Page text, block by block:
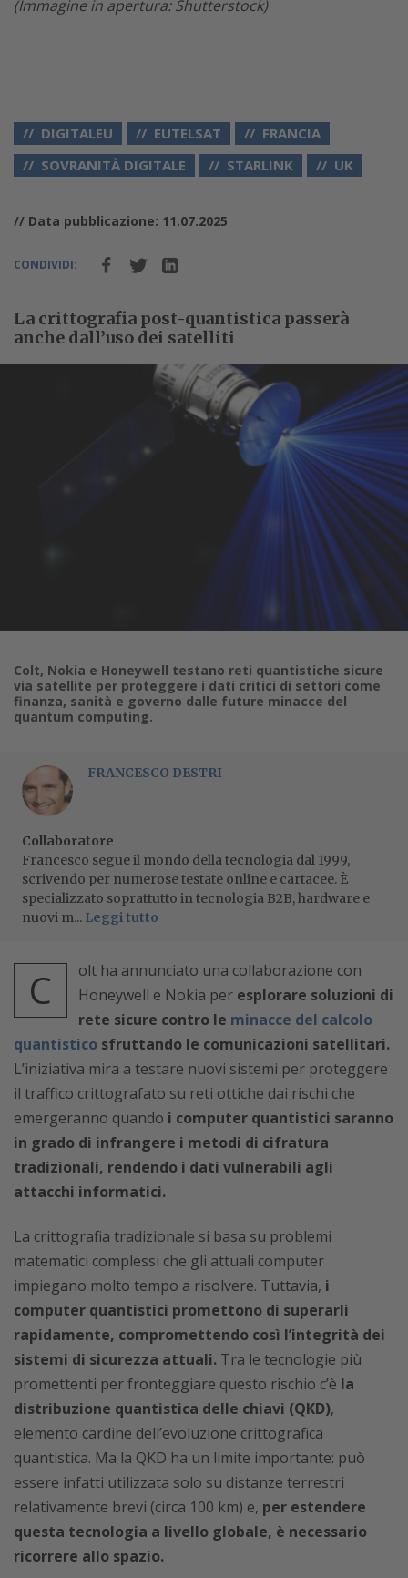
(Immagine in apertura: Shutterstock)
DIGITALEU EUTELSAT
FRANCIA
SOVRANITÀ DIGITALE
STARLINK UK
// Data pubblicazione: 11.07.2025
CONDIVIDI:
La crittografia post-quantistica passerà
anche dall’uso dei satelliti
Colt, Nokia e Honeywell testano reti quantistiche sicure
via satellite per proteggere i dati critici di settori come
finanza, sanità e governo dalle future minacce del
quantum computing.
FRANCESCO DESTRI
Collaboratore
Francesco segue il mondo della tecnologia dal 1999,
scrivendo per numerose testate online e cartacee. È
specializzato soprattutto in tecnologia B2B, hardware e
nuovi m... Leggi tutto
C
olt ha annunciato una collaborazione con
Honeywell e Nokia per esplorare soluzioni di
rete sicure contro le minacce del calcolo
quantistico sfruttando le comunicazioni satellitari.
L’iniziativa mira a testare nuovi sistemi per proteggere
il traffico crittografato su reti ottiche dai rischi che
emergeranno quando i computer quantistici saranno
in grado di infrangere i metodi di cifratura
tradizionali, rendendo i dati vulnerabili agli
attacchi informatici.
La crittografia tradizionale si basa su problemi
matematici complessi che gli attuali computer
impiegano molto tempo a risolvere. Tuttavia, i
computer quantistici promettono di superarli
rapidamente, compromettendo così l’integrità dei
sistemi di sicurezza attuali. Tra le tecnologie più
promettenti per fronteggiare questo rischio c’è la
distribuzione quantistica delle chiavi (QKD),
elemento cardine dell’evoluzione crittografica
quantistica. Ma la QKD ha un limite importante: può
essere infatti utilizzata solo su distanze terrestri
relativamente brevi (circa 100 km) e, per estendere
questa tecnologia a livello globale, è necessario
ricorrere allo spazio.